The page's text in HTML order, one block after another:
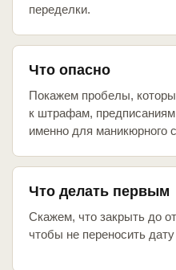
переделки.
Что опасно
Покажем пробелы,
к штрафам,
именно для маникюрного
Что делать первым
Скажем, что закрыть до
чтобы не переносить дату